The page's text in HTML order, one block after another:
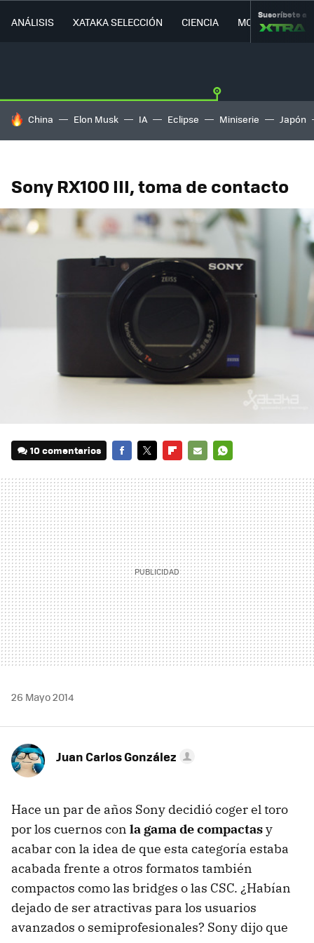
ANÁLISIS XATAKA SELECCIÓN CIENCIA MOVILIDAD
Suscríbete a
HOY SE HABLA DE
China Elon Musk IA Eclipse Miniserie Japón
Sony RX100 III, toma de contacto
10 comentarios
MAIL
26 Mayo 2014
Juan Carlos González
Hace un par de años Sony decidió coger el toro
por los cuernos con la gama de compactasy
acabar con la idea de que esta categoría estaba
acabada frente a otros formatos también
compactos como las bridges o las CSC. ¿Habían
dejado de ser atractivas para los usuarios
avanzados o semiprofesionales? Sony dijo que